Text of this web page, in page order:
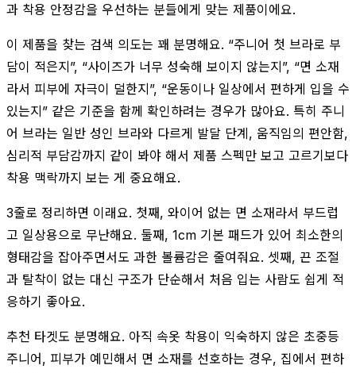
과 착용 안정감을 우선하는 분들에게 맞는 제품이에요.
이 제품을 찾는 검색 의도는 꽤 분명해요. “주니어 첫 브라로 부
담이 적은지”, “사이즈가 너무 성숙해 보이지 않는지”, “면 소재
라서 피부에 자극이 덜한지”, “운동이나 일상에서 편하게 입을 수
있는지” 같은 기준을 함께 확인하려는 경우가 많아요. 특히 주니
어 브라는 일반 성인 브라와 다르게 발달 단계, 움직임의 편안함,
심리적 부담감까지 같이 봐야 해서 제품 스펙만 보고 고르기보다
착용 맥락까지 보는 게 중요해요.
3줄로 정리하면 이래요. 첫째, 와이어 없는 면 소재라서 부드럽
고 일상용으로 무난해요. 둘째, 1cm 기본 패드가 있어 최소한의
형태감을 잡아주면서도 과한 볼륨감은 줄여줘요. 셋째, 끈 조절
과 탈착이 없는 대신 구조가 단순해서 처음 입는 사람도 쉽게 적
응하기 좋아요.
추천 타겟도 분명해요. 아직 속옷 착용이 익숙하지 않은 초중등
주니어, 피부가 예민해서 면 소재를 선호하는 경우, 집에서 편하